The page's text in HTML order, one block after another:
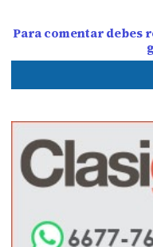
Para comentar debes